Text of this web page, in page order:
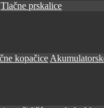
Tlačne prskalice
kopačice